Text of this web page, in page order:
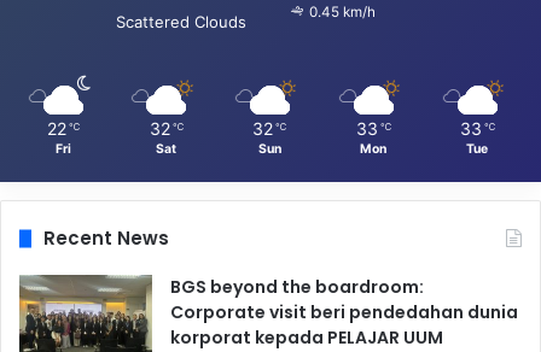
Scattered Clouds
0.45 km/h
22 ℃
Fri
32 ℃
Sat
32 ℃
Sun
33 ℃
Mon
33 ℃
Tue
Recent News
BGS beyond the boardroom:
Corporate visit beri pendedahan dunia
korporat kepada PELAJAR UUM